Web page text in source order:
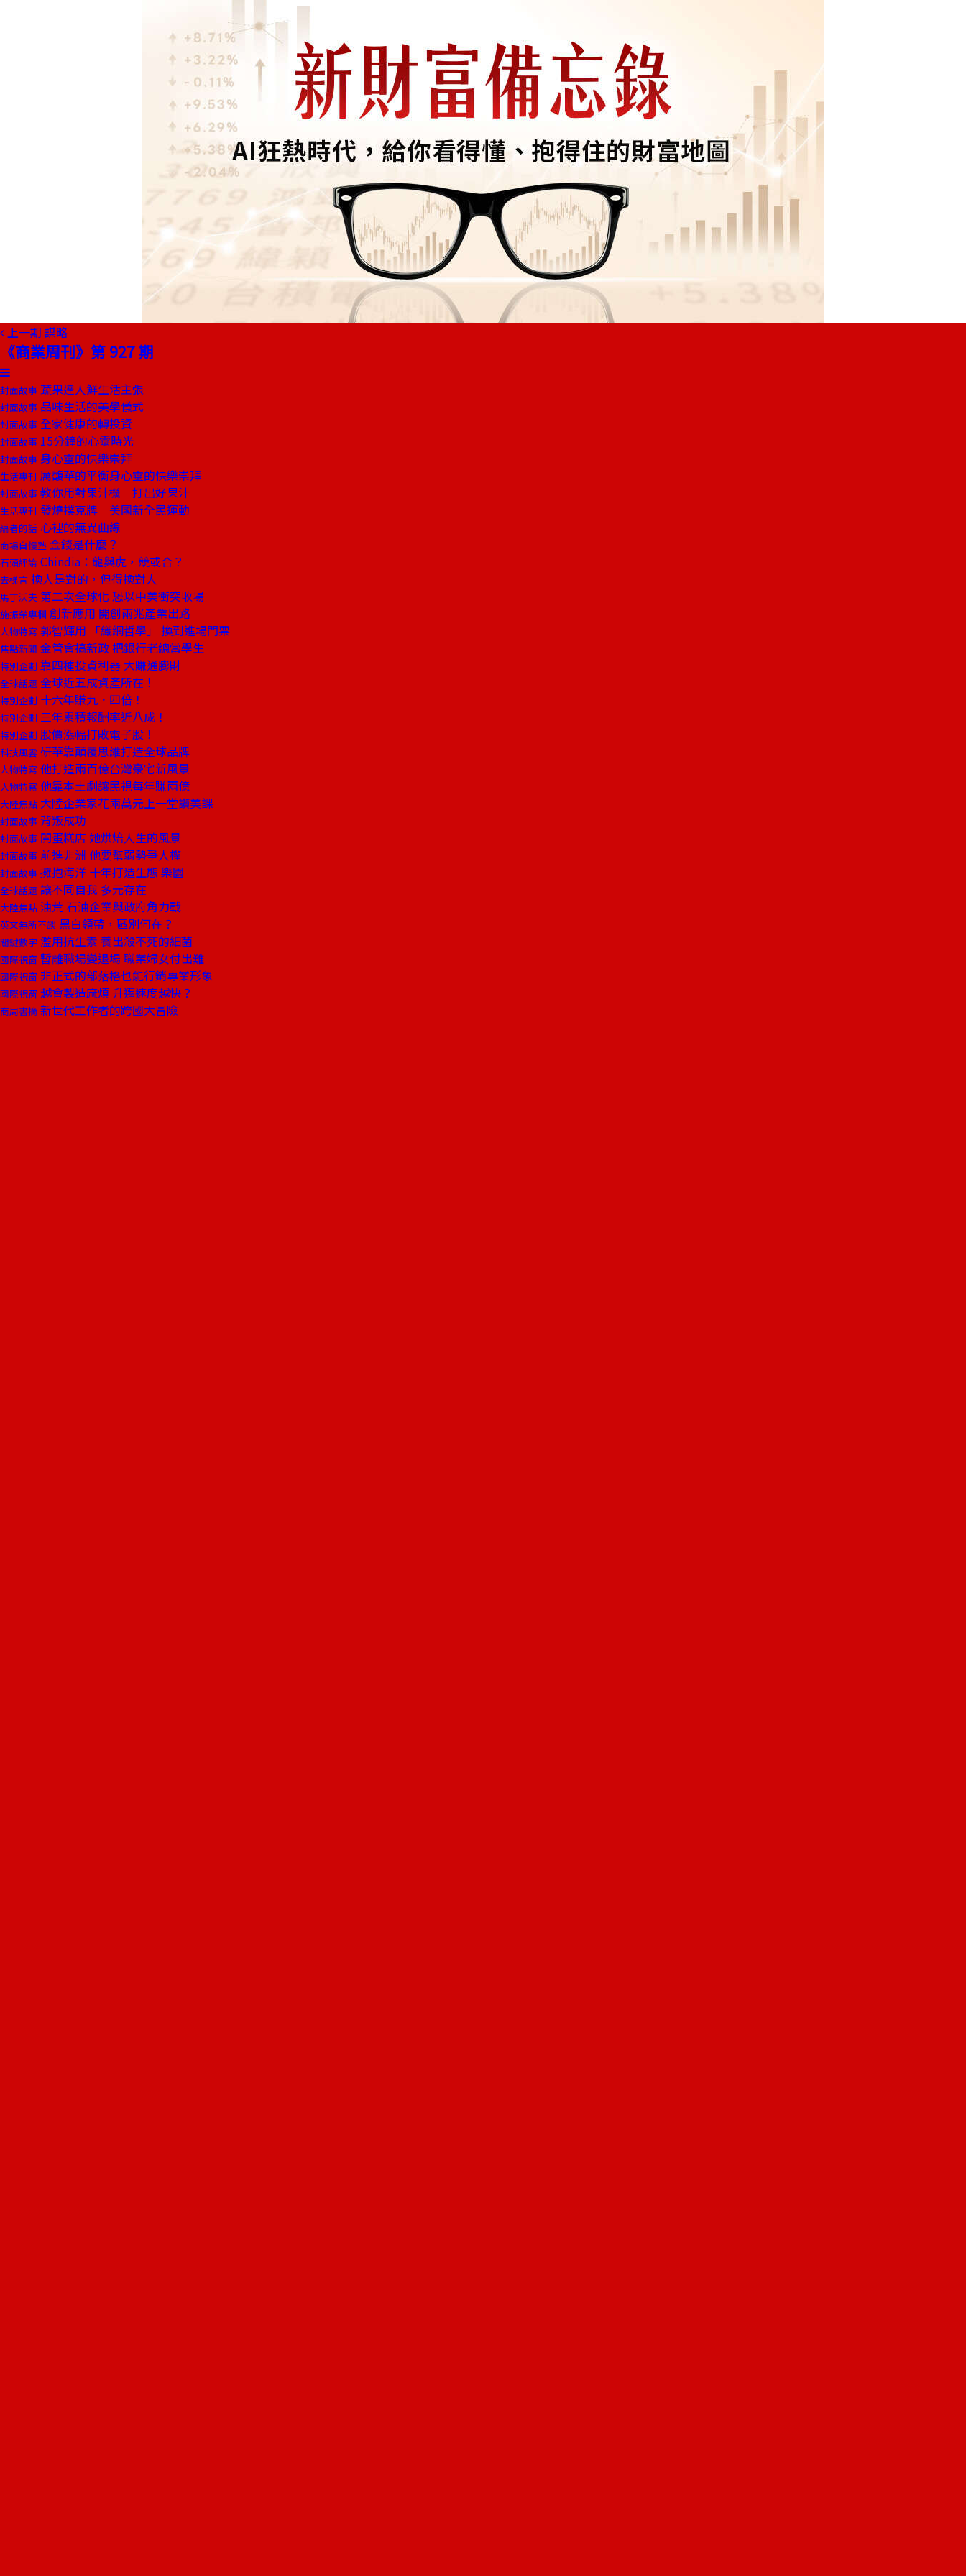
上一期 謀略
《商業周刊》第 927 期
封面故事 蔬果達人鮮生活主張
封面故事 品味生活的美學儀式
封面故事 全家健康的轉投資
封面故事 15分鐘的心靈時光
封面故事 身心靈的快樂崇拜
生活專刊 厲馥華的平衡身心靈的快樂崇拜
封面故事 教你用對果汁機 打出好果汁
生活專刊 發燒撲克牌 美國新全民運動
編者的話 心裡的無異曲線
商場自慢塾 金錢是什麼？
石頭評論 Chindia：龍與虎，競或合？
去梯言 換人是對的，但得換對人
馬丁沃夫 第二次全球化 恐以中美衝突收場
施振榮專欄 創新應用 開創兩兆產業出路
人物特寫 郭智輝用 「織網哲學」 換到進場門票
焦點新聞 金管會搞新政 把銀行老總當學生
特別企劃 靠四種投資利器 大賺通膨財
全球話題 全球近五成資產所在！
特別企劃 十六年賺九．四倍！
特別企劃 三年累積報酬率近八成！
特別企劃 股價漲幅打敗電子股！
科技風雲 研華靠顛覆思維打造全球品牌
人物特寫 他打造兩百億台灣豪宅新風景
人物特寫 他靠本土劇讓民視每年賺兩億
大陸焦點 大陸企業家花兩萬元上一堂讚美課
封面故事 背叛成功
封面故事 開蛋糕店 她烘焙人生的風景
封面故事 前進非洲 他要幫弱勢爭人權
封面故事 擁抱海洋 十年打造生態 樂園
全球話題 讓不同自我 多元存在
大陸焦點 油荒 石油企業與政府角力戰
英文無所不談 黑白領帶，區別何在？
關鍵數字 濫用抗生素 養出殺不死的細菌
國際視窗 暫離職場變退場 職業婦女付出難
國際視窗 非正式的部落格也能行銷專業形象
國際視窗 越會製造麻煩 升遷速度越快？
商周書摘 新世代工作者的跨國大冒險